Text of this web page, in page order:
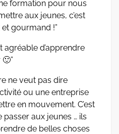
formation pour nous
aux jeunes, c’est
gourmand !”
agréable d’apprendre
ne veut pas dire
ou une entreprise
en mouvement. C’est
aux jeunes … ils
de belles choses